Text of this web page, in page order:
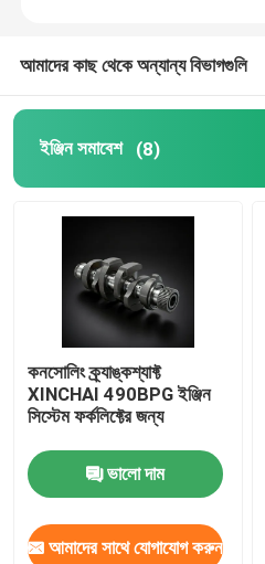
আমাদের কাছ থেকে অন্যান্য বিভাগগুলি
ইঞ্জিন সমাবেশ (8)
কনসোলিং ক্র্যাঙ্কশ্যাফ্ট
XINCHAI 490BPG ইঞ্জিন
সিস্টেম ফর্কলিফ্টের জন্য
ভালো দাম
আমাদের সাথে যোগাযোগ করুন